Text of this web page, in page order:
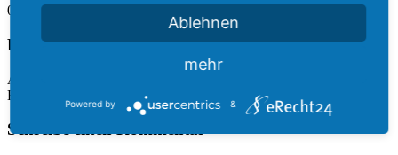
0
Kommentare
Hinterlasse einen Kommentar
An der Diskussion beteiligen?
Hinterlasse uns deinen Kommentar!
Schreibe einen Kommentar
Ablehnen
mehr
Powered by &